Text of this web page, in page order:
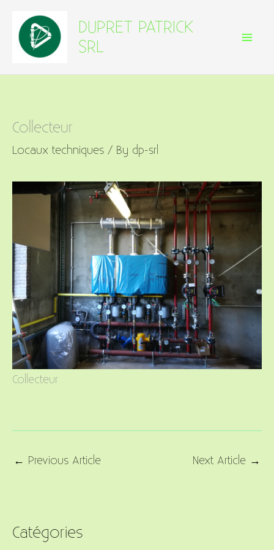
content
DUPRET PATRICK
SRL
Collecteur
Locaux techniques / By dp-srl
Collecteur
← Previous Article Next Article →
Catégories